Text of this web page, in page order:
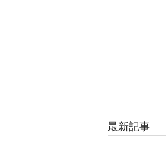
最新記事